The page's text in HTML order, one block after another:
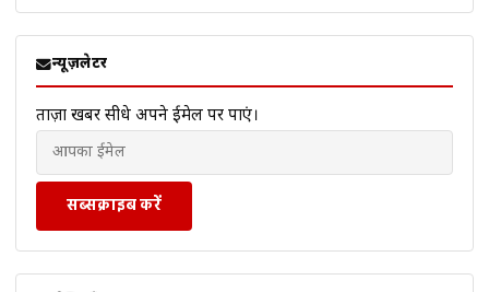
न्यूज़लेटर
ताज़ा खबरें सीधे अपने ईमेल पर पाएं।
सब्सक्राइब करें